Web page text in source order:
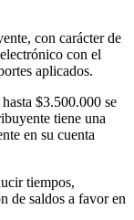
con carácter de
con el
aplicados.
$3.500.000 se
tiene una
en su cuenta
tiempos,
de saldos a favor en